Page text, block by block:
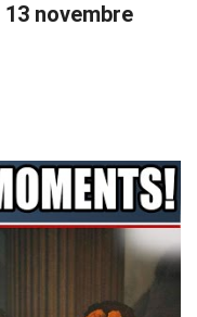
13 novembre